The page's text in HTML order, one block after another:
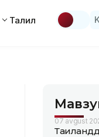
Таҳлил
07 avgust